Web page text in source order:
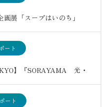
展「スープはいのち」
ート
】『SORAYAMA 光・
ート